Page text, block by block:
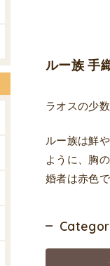
ルー族 手
ラオスの少
ルー族は鮮
ように、胸
婚者は赤色